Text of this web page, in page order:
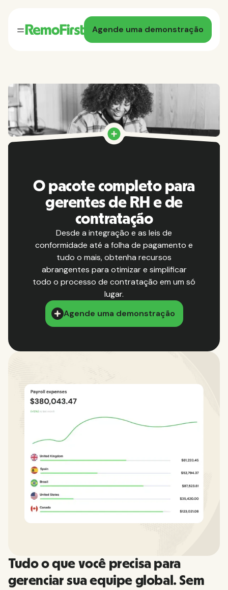
Agende uma demonstração
O pacote completo para
gerentes de RH e de
contratação
Desde a integração e as leis de
conformidade até a folha de pagamento e
tudo o mais, obtenha recursos
abrangentes para otimizar e simplificar
todo o processo de contratação em um só
lugar.
Agende uma demonstração
Tudo o que você precisa para
gerenciar sua equipe global. Sem